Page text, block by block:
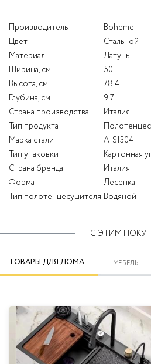
Производитель
Boheme
Цвет
Стальной
Материал
Латунь
Ширина, см
50
Высота, см
78.4
Глубина, см
9.7
Страна производства
Италия
Тип продукта
Марка стали
AISI304
Тип упаковки
Картонная
Страна бренда
Италия
Форма
Лесенка
Тип полотенцесушителя Водяной
С ЭТИМ
ТОВАРЫ ДЛЯ ДОМА МЕБЕЛЬ